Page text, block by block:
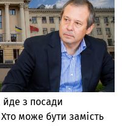
з посади
може бути замість